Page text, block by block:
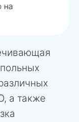
на
а также